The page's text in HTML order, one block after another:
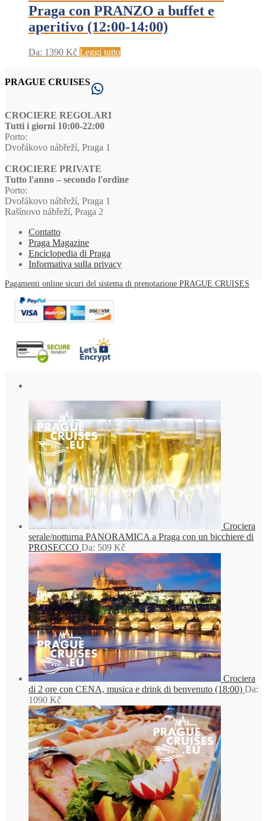
Praga con PRANZO a buffet e
aperitivo (12:00-14:00)
Da: 1390 Kč Leggi tutto
PRAGUE CRUISESWhatsApp
CROCIERE REGOLARI
Tutti i giorni 10:00-22:00
Porto:
Dvořákovo nábřeží, Praga 1
CROCIERE PRIVATE
Tutto l'anno – secondo l'ordine
Porto:
Dvořákovo nábřeží, Praga 1
Rašínovo nábřeží, Praga 2
Contatto
Praga Magazine
Enciclopedia di Praga
Informativa sulla privacy
Pagamenti online sicuri del sistema di prenotazione PRAGUE CRUISES
Crociera
serale/notturna PANORAMICA a Praga con un bicchiere di
PROSECCO Da: 509 Kč
Crociera
di 2 ore con CENA, musica e drink di benvenuto (18:00) Da:
1090 Kč